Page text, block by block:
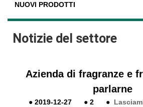
NUOVI PRODOTTI
Notizie del settore
Azienda di fragranze e
parlarne
●2019-12-27 ●2 ●